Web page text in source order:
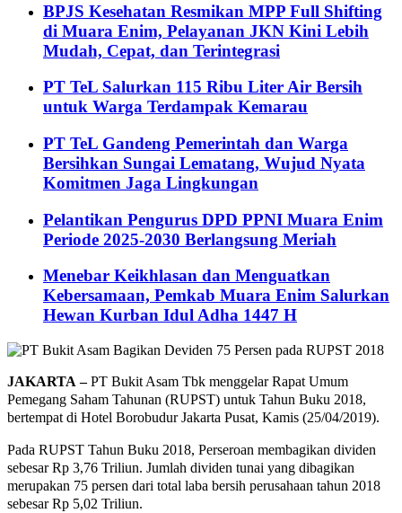
BPJS Kesehatan Resmikan MPP Full Shifting
di Muara Enim, Pelayanan JKN Kini Lebih
Mudah, Cepat, dan Terintegrasi
PT TeL Salurkan 115 Ribu Liter Air Bersih
untuk Warga Terdampak Kemarau
PT TeL Gandeng Pemerintah dan Warga
Bersihkan Sungai Lematang, Wujud Nyata
Komitmen Jaga Lingkungan
Pelantikan Pengurus DPD PPNI Muara Enim
Periode 2025-2030 Berlangsung Meriah
Menebar Keikhlasan dan Menguatkan
Kebersamaan, Pemkab Muara Enim Salurkan
Hewan Kurban Idul Adha 1447 H
JAKARTA–PT Bukit Asam Tbk menggelar Rapat Umum
Pemegang Saham Tahunan (RUPST) untuk Tahun Buku 2018,
bertempat di Hotel Borobudur Jakarta Pusat, Kamis (25/04/2019).
Pada RUPST Tahun Buku 2018, Perseroan membagikan dividen
sebesar Rp 3,76 Triliun. Jumlah dividen tunai yang dibagikan
merupakan 75 persen dari total laba bersih perusahaan tahun 2018
sebesar Rp 5,02 Triliun.